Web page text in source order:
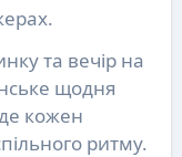
та вечір на
щодня
кожен
ритму.